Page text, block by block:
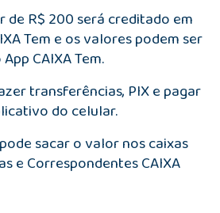
R$ 200 será creditado em
Tem e os valores podem ser
CAIXA Tem.
transferências, PIX e pagar
do celular.
sacar o valor nos caixas
e Correspondentes CAIXA